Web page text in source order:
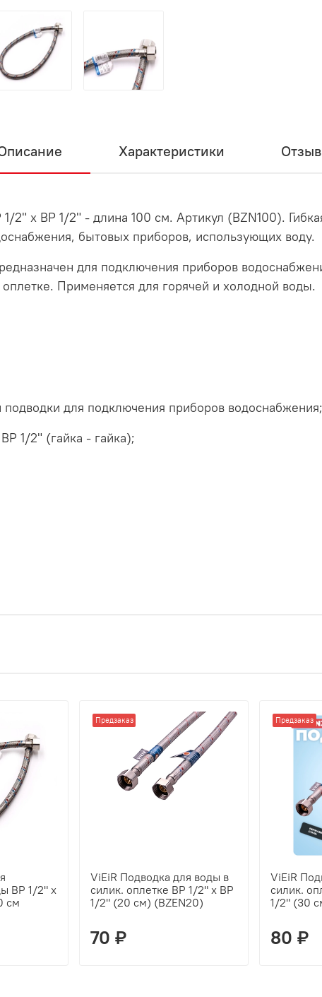
Характеристики
х ВР 1/2" - длина 100 см. Артикул (BZN100).
бытовых приборов, использующих воду.
для подключения приборов
Применяется для горячей и холодной воды.
подводки для подключения приборов водоснабжения;
1/2" (гайка - гайка);
ВР 1/2" х
см
Предзаказ
ViEiR Подводка для воды в
силик. оплетке ВР 1/2" х ВР
1/2" (20 см) (BZEN20)
70 ₽
Предзаказ
ViEiR
силик.
1/2" (30
80 ₽